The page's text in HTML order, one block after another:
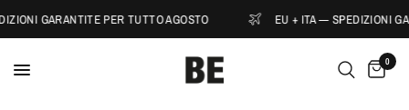
GARANTITE PER TUTTO AGOSTO EU + ITA — SPEDIZIONI
0